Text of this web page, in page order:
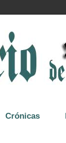
Crónicas